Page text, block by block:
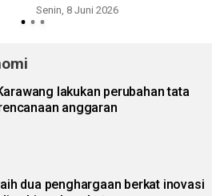
Senin, 8 Juni 2026
lakukan perubahan tata
anggaran
dua penghargaan berkat inovasi